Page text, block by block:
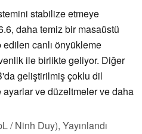
stabilize etmeye
daha temiz bir masaüstü
edilen canlı önyükleme
ile birlikte geliyor. Diğer
geliştirilmiş çoklu dil
ve düzeltmeler ve daha
/ Ninh Duy), Yayınlandı